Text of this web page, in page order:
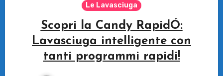
Le Lavasciuga
Scopri la Candy RapidÓ:
Lavasciuga intelligente con
tanti programmi rapidi!